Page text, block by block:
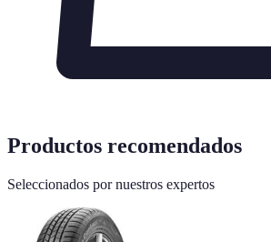
Productos recomendados
Seleccionados por nuestros expertos